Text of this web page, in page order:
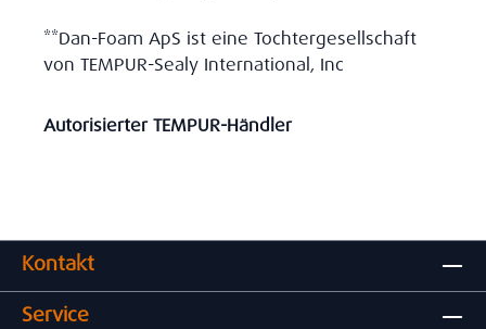
**Dan-Foam ApS ist eine Tochtergesellschaft
von TEMPUR-Sealy International, Inc
Autorisierter TEMPUR-Händler
Kontakt
Service